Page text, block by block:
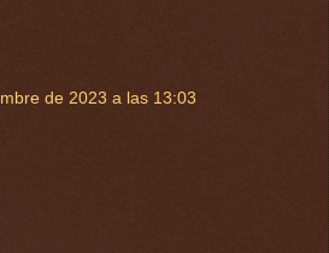
de 2023 a las 13:03